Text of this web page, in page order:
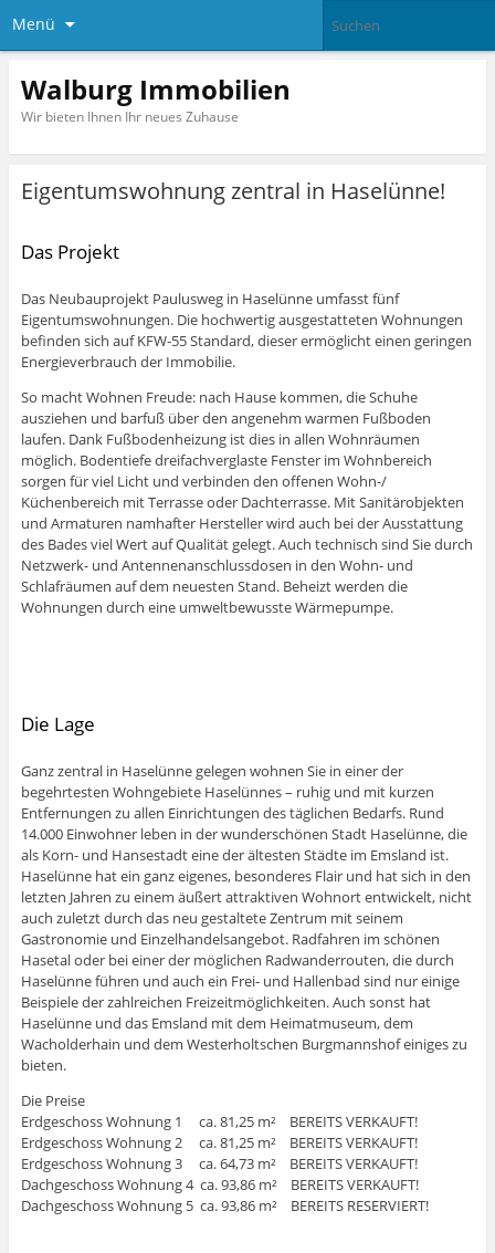
Menü
Walburg Immobilien
Wir bieten Ihnen Ihr neues Zuhause
Eigentumswohnung zentral in Haselünne!
Das Projekt
Das Neubauprojekt Paulusweg in Haselünne umfasst fünf
Eigentumswohnungen. Die hochwertig ausgestatteten Wohnungen
befinden sich auf KFW-55 Standard, dieser ermöglicht einen geringen
Energieverbrauch der Immobilie.
So macht Wohnen Freude: nach Hause kommen, die Schuhe
ausziehen und barfuß über den angenehm warmen Fußboden
laufen. Dank Fußbodenheizung ist dies in allen Wohnräumen
möglich. Bodentiefe dreifachverglaste Fenster im Wohnbereich
sorgen für viel Licht und verbinden den offenen Wohn-/
Küchenbereich mit Terrasse oder Dachterrasse. Mit Sanitärobjekten
und Armaturen namhafter Hersteller wird auch bei der Ausstattung
des Bades viel Wert auf Qualität gelegt. Auch technisch sind Sie durch
Netzwerk- und Antennenanschlussdosen in den Wohn- und
Schlafräumen auf dem neuesten Stand. Beheizt werden die
Wohnungen durch eine umweltbewusste Wärmepumpe.
Die Lage
Ganz zentral in Haselünne gelegen wohnen Sie in einer der
begehrtesten Wohngebiete Haselünnes – ruhig und mit kurzen
Entfernungen zu allen Einrichtungen des täglichen Bedarfs. Rund
14.000 Einwohner leben in der wunderschönen Stadt Haselünne, die
als Korn- und Hansestadt eine der ältesten Städte im Emsland ist.
Haselünne hat ein ganz eigenes, besonderes Flair und hat sich in den
letzten Jahren zu einem äußert attraktiven Wohnort entwickelt, nicht
auch zuletzt durch das neu gestaltete Zentrum mit seinem
Gastronomie und Einzelhandelsangebot. Radfahren im schönen
Hasetal oder bei einer der möglichen Radwanderrouten, die durch
Haselünne führen und auch ein Frei- und Hallenbad sind nur einige
Beispiele der zahlreichen Freizeitmöglichkeiten. Auch sonst hat
Haselünne und das Emsland mit dem Heimatmuseum, dem
Wacholderhain und dem Westerholtschen Burgmannshof einiges zu
bieten.
Die Preise
Erdgeschoss Wohnung 1 ca. 81,25 m² BEREITS VERKAUFT!
Erdgeschoss Wohnung 2 ca. 81,25 m² BEREITS VERKAUFT!
Erdgeschoss Wohnung 3 ca. 64,73 m² BEREITS VERKAUFT!
Dachgeschoss Wohnung 4 ca. 93,86 m² BEREITS VERKAUFT!
Dachgeschoss Wohnung 5 ca. 93,86 m² BEREITS RESERVIERT!